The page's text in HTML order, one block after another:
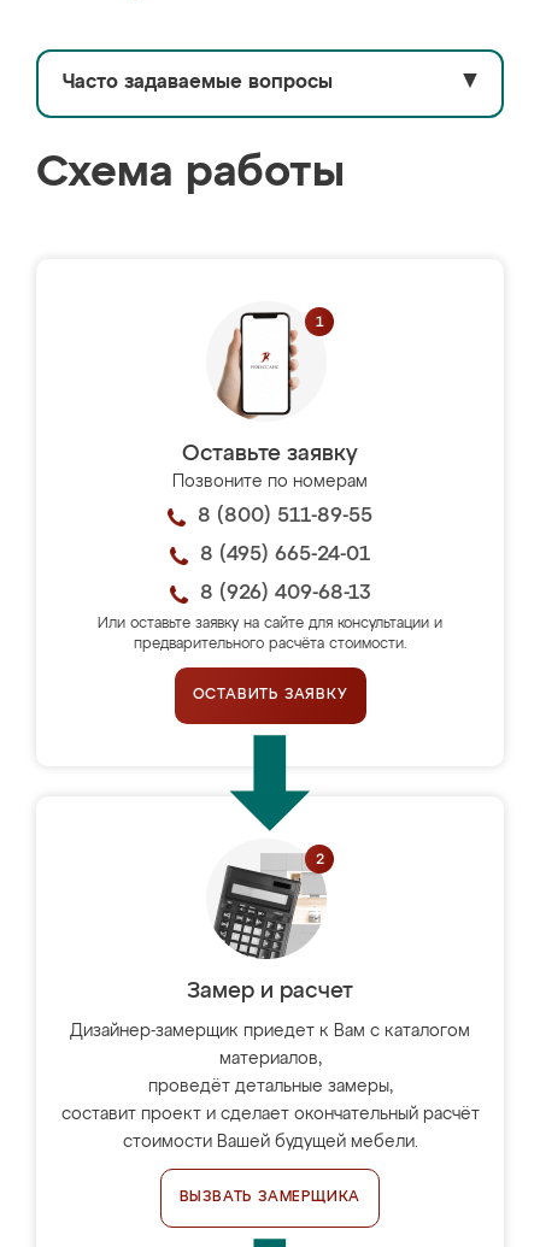
Часто задаваемые вопросы ▼
Схема работы
Оставьте заявку
Позвоните по номерам
8 (800) 511-89-55
8 (495) 665-24-01
8 (926) 409-68-13
Или оставьте заявку на сайте для консультации и
предварительного расчёта стоимости.
ОСТАВИТЬ ЗАЯВКУ
Замер и расчет
Дизайнер-замерщик приедет к Вам с каталогом
материалов,
проведёт детальные замеры,
составит проект и сделает окончательный расчёт
стоимости Вашей будущей мебели.
ВЫЗВАТЬ ЗАМЕРЩИКА